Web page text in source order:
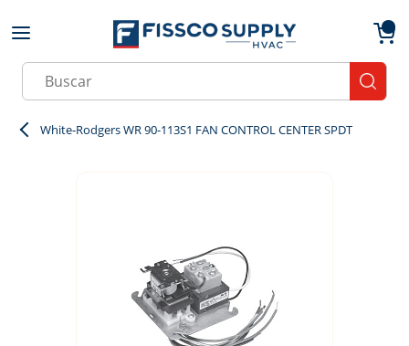
Skip to main content
Site Search
White-Rodgers WR 90-113S1 FAN CONTROL CENTER SPDT